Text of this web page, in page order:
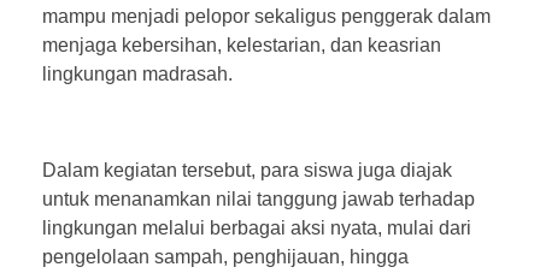
mampu menjadi pelopor sekaligus penggerak dalam
menjaga kebersihan, kelestarian, dan keasrian
lingkungan madrasah.
Dalam kegiatan tersebut, para siswa juga diajak
untuk menanamkan nilai tanggung jawab terhadap
lingkungan melalui berbagai aksi nyata, mulai dari
pengelolaan sampah, penghijauan, hingga